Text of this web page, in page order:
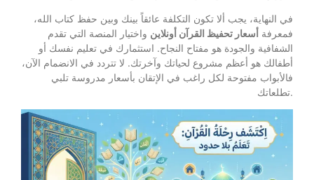
في النهاية، يجب ألا تكون التكلفة عائقاً بينك وبين حفظ كتاب الله،
فمعرفة أسعار تحفيظ القرآن أونلاين واختيار المنصة التي تقدم
الشفافية والجودة هو مفتاح النجاح. استثمارك في تعليم نفسك أو
أطفالك هو أعظم مشروع لحياتك وآخرتك. لا تتردد في الانضمام الآن،
فالأبواب مفتوحة لكل راغب في الإتقان بأسعار مدروسة تلبي
تطلعاتك.